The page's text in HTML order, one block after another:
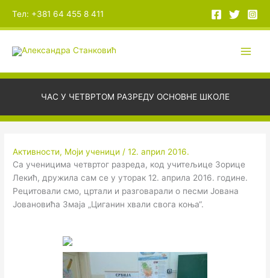
садржај
Тел: +381 64 455 8 411
ЧАС У ЧЕТВРТОМ РАЗРЕДУ ОСНОВНЕ ШКОЛЕ
Активности, Моји ученици /12. април 2016.
Са ученицима четвртог разреда, код учитељице Зорице
Лекић, дружила сам се у уторак 12. априла 2016. године.
Рецитовали смо, цртали и разговарали о песми Јована
Јовановића Змаја „Циганин хвали свога коња“.
и
в